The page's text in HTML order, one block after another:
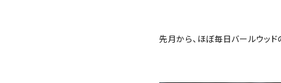
先月から、ほぼ毎日バールウッ